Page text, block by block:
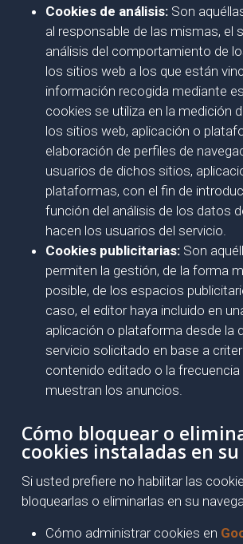
Cookies de análisis: Son
al responsable de las mismas, el
análisis del comportamiento de
los sitios web a los que están
información recogida mediante
cookies se utiliza en la medición
los sitios web, aplicación o
elaboración de perfiles de
usuarios de dichos sitios,
plataformas, con el fin de
función del análisis de los datos
hacen los usuarios del servicio.
Cookies publicitarias: Son
permiten la gestión, de la forma
posible, de los espacios
caso, el editor haya incluido en
aplicación o plataforma desde la
servicio solicitado en base a
contenido editado o la frecuencia
muestran los anuncios.
Cómo bloquear o
cookies instaladas en
Si usted prefiere no habilitar las
bloquearlas o eliminarlas en su
Cómo administrar cookies en